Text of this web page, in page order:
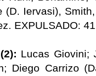
(D. Iervasi),
EXPULSADO:
Lucas Giovini;
Diego Carrizo